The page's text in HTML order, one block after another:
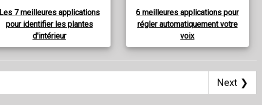
Les 7 meilleures applications
pour identifier les plantes
d'intérieur
6 meilleures applications pour
régler automatiquement votre
voix
Next ❯